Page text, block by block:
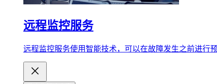
远程监控服务
远程监控服务使用智能技术，可以在故障发生之前进行预